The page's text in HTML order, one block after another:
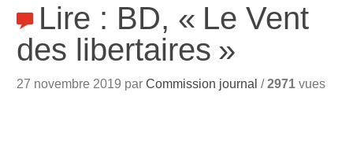
Lire : BD, « Le Vent
des libertaires »
27 novembre 2019 parCommission journal /2971 vues